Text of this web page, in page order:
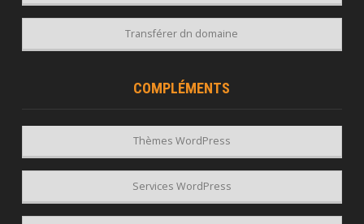
Transférer dn domaine
COMPLÉMENTS
Thèmes WordPress
Services WordPress